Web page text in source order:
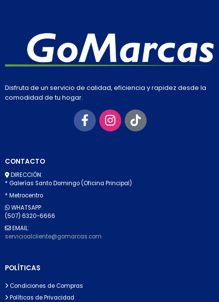
Disfruta de un servicio de calidad, eficiencia y rapidez desde la
comodidad de tu hogar.
CONTACTO
DIRECCIÓN:
* Galerías Santo Domingo (Oficina Principal)
* Metrocentro
WHATSAPP:
(507) 6320-6666
EMAIL:
servicioalcliente@gomarcas.com
POLÍTICAS
Condiciones de Compras
Políticas de Privacidad